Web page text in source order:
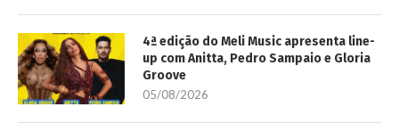
4ª edição do Meli Music apresenta line-
up com Anitta, Pedro Sampaio e Gloria
Groove
05/08/2026